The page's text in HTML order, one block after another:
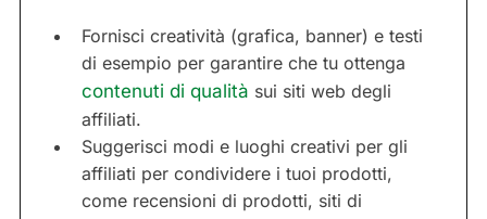
Fornisci creatività (grafica, banner) e testi
di esempio per garantire che tu ottenga
contenuti di qualità sui siti web degli
affiliati.
Suggerisci modi e luoghi creativi per gli
affiliati per condividere i tuoi prodotti,
come recensioni di prodotti, siti di